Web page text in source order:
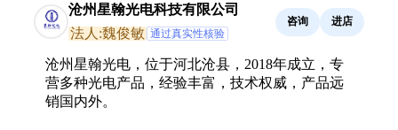
沧州星翰光电科技有限公司
法人:魏俊敏 通过真实性核验
咨询 进店
沧州星翰光电，位于河北沧县，2018年成立，专
营多种光电产品，经验丰富，技术权威，产品远
销国内外。